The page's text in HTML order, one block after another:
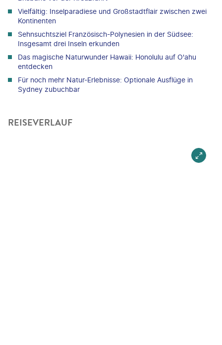
Vielfältig: Inselparadiese und Großstadtflair zwischen zwei
Kontinenten
Sehnsuchtsziel Französisch-Polynesien in der Südsee:
Insgesamt drei Inseln erkunden
Das magische Naturwunder Hawaii: Honolulu auf O'ahu
entdecken
Für noch mehr Natur-Erlebnisse: Optionale Ausflüge in
Sydney zubuchbar
REISEVERLAUF